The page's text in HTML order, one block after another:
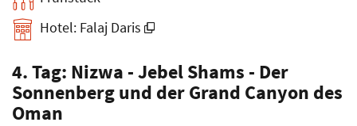
Hotel: Falaj Daris
4. Tag: Nizwa - Jebel Shams - Der
Sonnenberg und der Grand Canyon des
Oman